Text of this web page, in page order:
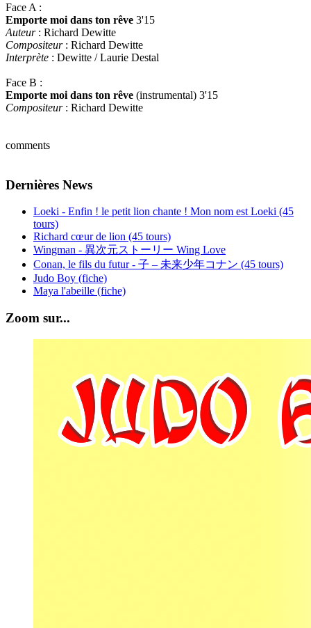
Face A :
Emporte moi dans ton rêve 3'15
Auteur: Richard Dewitte
Compositeur: Richard Dewitte
Interprète : Dewitte / Laurie Destal
Face B :
Emporte moi dans ton rêve (instrumental) 3'15
Compositeur: Richard Dewitte
comments
Dernières News
Loeki - Enfin ! le petit lion chante ! Mon nom est Loeki (45
tours)
Richard cœur de lion (45 tours)
Wingman - 異次元ストーリー Wing Love
Conan, le fils du futur - 子 – 未来少年コナン (45 tours)
Judo Boy (fiche)
Maya l'abeille (fiche)
Zoom sur...